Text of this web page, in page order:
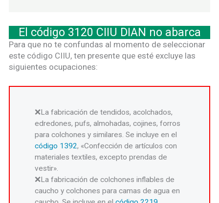
El código 3120 CIIU DIAN no abarca
Para que no te confundas al momento de seleccionar
este código CIIU, ten presente que esté excluye las
siguientes ocupaciones:
La fabricación de tendidos, acolchados,
edredones, pufs, almohadas, cojines, forros
para colchones y similares. Se incluye en el
código 1392, «Confección de artículos con
materiales textiles, excepto prendas de
vestir».
La fabricación de colchones inflables de
caucho y colchones para camas de agua en